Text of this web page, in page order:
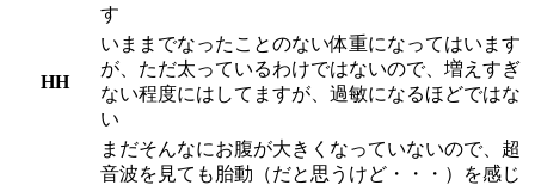
す
HH
いままでなったことのない体重になってはいます
が、ただ太っているわけではないので、増えすぎ
ない程度にはしてますが、過敏になるほどではな
い
まだそんなにお腹が大きくなっていないので、超
音波を見ても胎動（だと思うけど・・・）を感じ